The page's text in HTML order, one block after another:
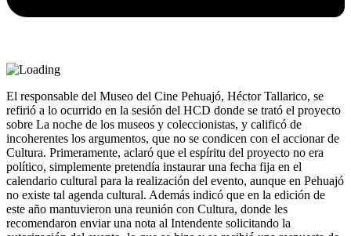
El responsable del Museo del Cine Pehuajó, Héctor Tallarico, se
refirió a lo ocurrido en la sesión del HCD donde se trató el proyecto
sobre La noche de los museos y coleccionistas, y calificó de
incoherentes los argumentos, que no se condicen con el accionar de
Cultura. Primeramente, aclaró que el espíritu del proyecto no era
político, simplemente pretendía instaurar una fecha fija en el
calendario cultural para la realización del evento, aunque en Pehuajó
no existe tal agenda cultural. Además indicó que en la edición de
este año mantuvieron una reunión con Cultura, donde les
recomendaron enviar una nota al Intendente solicitando la